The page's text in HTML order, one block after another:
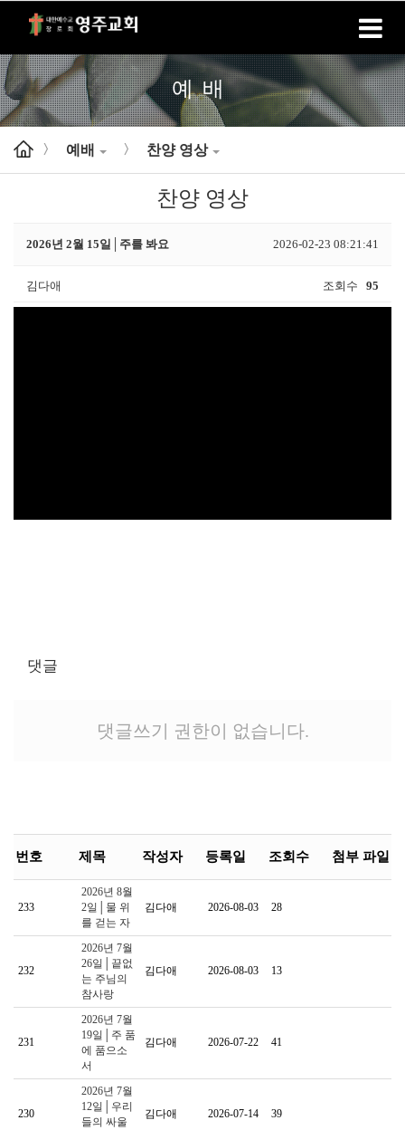
홈 로그인 회원가입
예배
> 예배 > 찬양 영상
찬양 영상
2026년 2월 15일│주를 봐요 2026-02-23 08:21:41
김다애 조회수 95
댓글
댓글쓰기 권한이 없습니다.
번호 제목 작성자 등록일 조회수 첨부 파일
233
2026년 8월
2일│물 위
를 걷는 자
김다애 2026-08-03 28
232
2026년 7월
26일│끝없
는 주님의
참사랑
김다애 2026-08-03 13
231
2026년 7월
19일│주 품
에 품으소
서
김다애 2026-07-22 41
230
2026년 7월
12일│우리
들의 싸울
김다애 2026-07-14 39